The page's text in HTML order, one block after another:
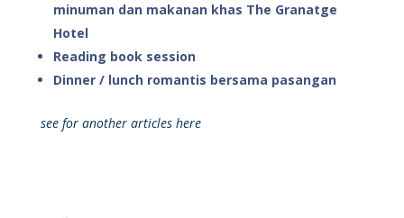
minuman dan makanan khas The Granatge
Hotel
Reading book session
Dinner / lunch romantis bersama pasangan
see for another articles here